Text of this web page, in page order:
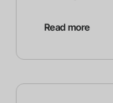
Read more